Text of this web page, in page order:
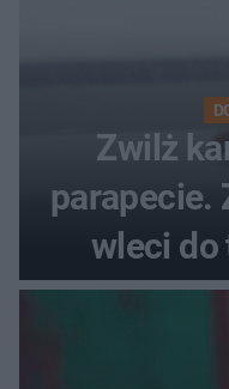
Zwilż
parapecie.
wleci do